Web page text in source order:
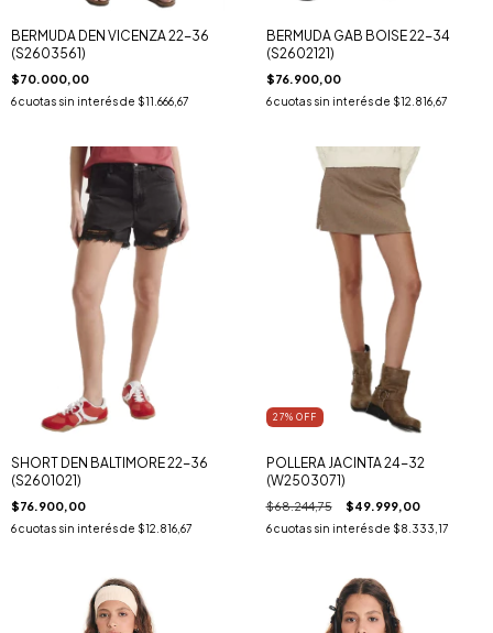
BERMUDA DEN VICENZA 22-36
(S2603561)
$70.000,00
6cuotas sin interés de $11.666,67
BERMUDA GAB BOISE 22-34
(S2602121)
$76.900,00
6 cuotas sin interés de $12.816,67
SHORT DEN BALTIMORE 22-36
(S2601021)
$76.900,00
6cuotas sin interés de $12.816,67
27% OFF
POLLERA JACINTA 24-32
(W2503071)
$68.244,75 $49.999,00
6 cuotas sin interés de $8.333,17